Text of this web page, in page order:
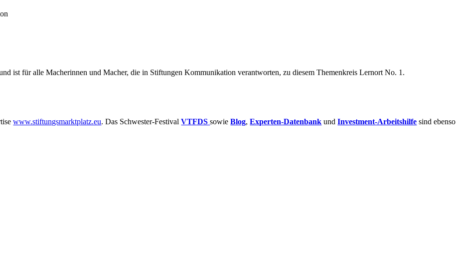
ist für alle Macherinnen und Macher, die in Stiftungen Kommunikation verantworten, zu diesem Themenkreis Lernort No. 1.
www.stiftungsmarktplatz.eu. Das Schwester-FestivalVTFDSsowieBlog,Experten-Datenbank undInvestment-Arbeitshilfe sind ebenso